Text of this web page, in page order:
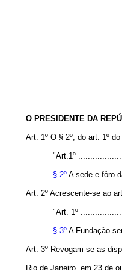
O PRESIDENTE DA
Art. 1º O § 2º, do art. 1º do
"Art.1º
§ 2º A sede e fôro
Art. 2º Acrescente-se ao
"Art. 1º
§ 3º A Fundação
Art. 3º Revogam-se as
Rio de Janeiro, em 23 de